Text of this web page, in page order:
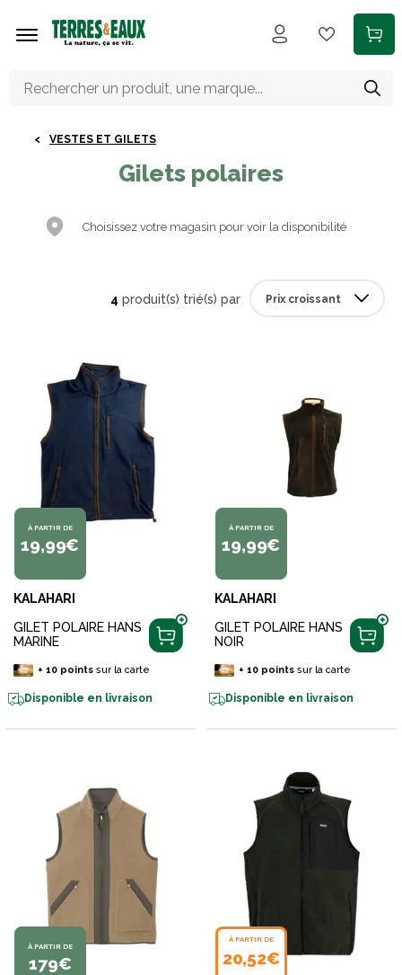
VESTES ET GILETS
Gilets polaires
Choisissez votre magasin pour voir la disponibilité
4 produit(s) trié(s) par
À PARTIR DE
19,99€
KALAHARI
GILET POLAIRE HANS
MARINE
+ 10pointssur la carte
Disponible en livraison
À PARTIR DE
19,99€
KALAHARI
GILET POLAIRE HANS
NOIR
+ 10pointssur la carte
Disponible en livraison
À PARTIR DE
179€
À PARTIR DE
20,52€